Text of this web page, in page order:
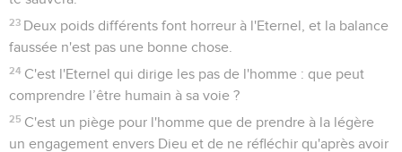
23 Deux poids différents font horreur à l'Eternel, et la balance
faussée n'est pas une bonne chose.
24 C'est l'Eternel qui dirige les pas de l'homme : que peut
comprendre l’être humain à sa voie ?
25 C'est un piège pour l'homme que de prendre à la légère
un engagement envers Dieu et de ne réfléchir qu'après avoir